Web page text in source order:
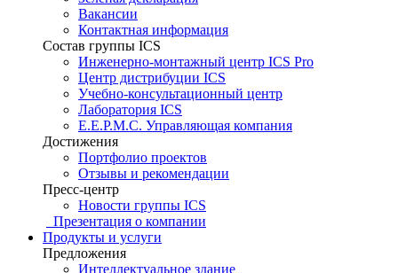
Вакансии
Контактная информация
Состав группы ICS
Инженерно-монтажный центр ICS Pro
Центр дистрибуции ICS
Учебно-консультационный центр
Лаборатория ICS
E.E.P.M.C. Управляющая компания
Достижения
Портфолио проектов
Отзывы и рекомендации
Пресс-центр
Новости группы ICS
Презентация о компании
Продукты и услуги
Предложения
Интеллектуальное здание